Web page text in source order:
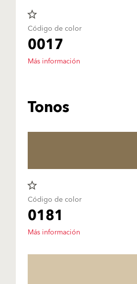
star_border
Código de color
0017
Más información
Tonos
star_border
Código de color
0181
Más información